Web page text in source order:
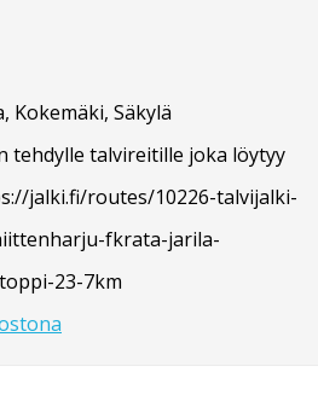
Kokemäki, Säkylä
tehdylle talvireitille joka löytyy
jalki.fi/routes/10226-talvijalki-
fkrata-jarila-
23-7km